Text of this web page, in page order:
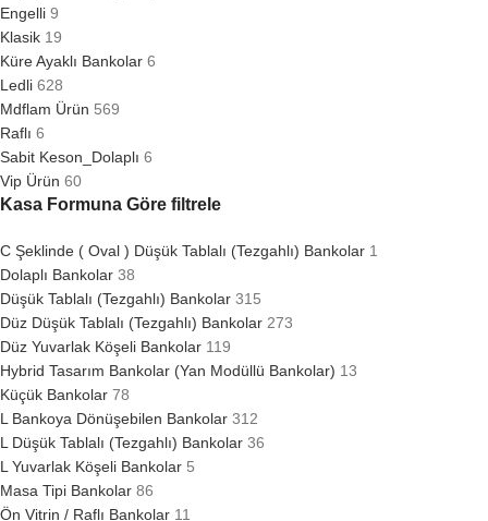
Engelli 9
Klasik 19
Küre Ayaklı Bankolar 6
Ledli 628
Mdflam Ürün 569
Raflı 6
Sabit Keson_Dolaplı 6
Vip Ürün 60
Kasa Formuna Göre filtrele
C Şeklinde ( Oval ) Düşük Tablalı (Tezgahlı) Bankolar 1
Dolaplı Bankolar 38
Düşük Tablalı (Tezgahlı) Bankolar 315
Düz Düşük Tablalı (Tezgahlı) Bankolar 273
Düz Yuvarlak Köşeli Bankolar 119
Hybrid Tasarım Bankolar (Yan Modüllü Bankolar) 13
Küçük Bankolar 78
L Bankoya Dönüşebilen Bankolar 312
L Düşük Tablalı (Tezgahlı) Bankolar 36
L Yuvarlak Köşeli Bankolar 5
Masa Tipi Bankolar 86
Ön Vitrin / Raflı Bankolar 11